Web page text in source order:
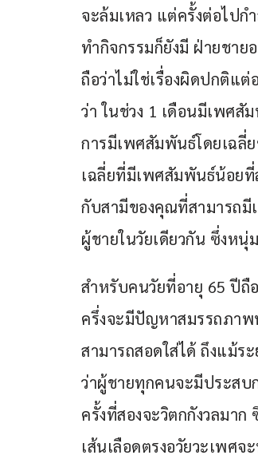
จะล้มเหลว แต่ครั้งต่อไปก
ทำกิจกรรมก็ยังมี ฝ่ายชา
ถือว่าไม่ใช่เรื่องผิดปกติแต่
ว่า ในช่วง 1 เดือนมีเพศสั
การมีเพศสัมพันธ์โดยเฉลี่
เฉลี่ยที่มีเพศสัมพันธ์น้อยที่
กับสามีของคุณที่สามารถมี
ผู้ชายในวัยเดียวกัน ซึ่งหนุ่
สำหรับคนวัยที่อายุ 65 ปีถื
ครึ่งจะมีปัญหาสมรรถภาพ
สามารถสอดใส่ได้ ถึงแม้ร
ว่าผู้ชายทุกคนจะมีประส
ครั้งที่สองจะวิตกกังวลมา
เส้นเลือดตรงอวัยวะเพศ